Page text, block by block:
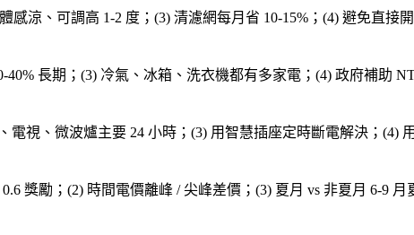
感涼、可調高 1-2 度；(3) 清濾網每月省 10-15%；(4) 避免直
長期；(3) 冷氣、冰箱、洗衣機都有多家電；(4) 政府補助
電視、微波爐主要 24 小時；(3) 用智慧插座定時斷電解決；(4)
獎勵；(2) 時間電價離峰 / 尖峰差價；(3) 夏月 vs 非夏月 6-9